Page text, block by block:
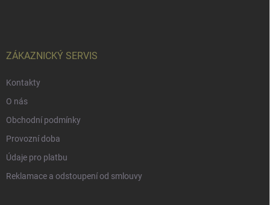
ZÁKAZNICKÝ SERVIS
Kontakty
O nás
Obchodní podmínky
Provozní doba
Údaje pro platbu
Reklamace a odstoupení od smlouvy